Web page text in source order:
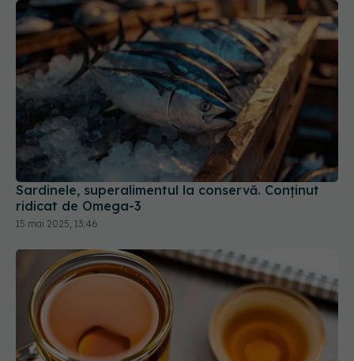
Sardinele, superalimentul la conservă. Conținut
ridicat de Omega-3
15 mai 2025, 13:46